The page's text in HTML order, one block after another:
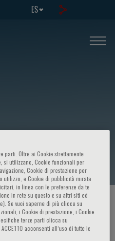
ES
/ ORADOR
parti. Oltre ai Cookie strettamente
si utilizzano, Cookie funzionali per
Cookie di prestazione per
utilizzo, e Cookie di pubblicità mirata
in linea con le preferenze da te
in rete su questo e su altri siti ed
Se vuoi saperne di più clicca su
i Cookie di prestazione, i Cookie
terze parti clicca su
ACCETTO acconsenti all’uso di tutte le